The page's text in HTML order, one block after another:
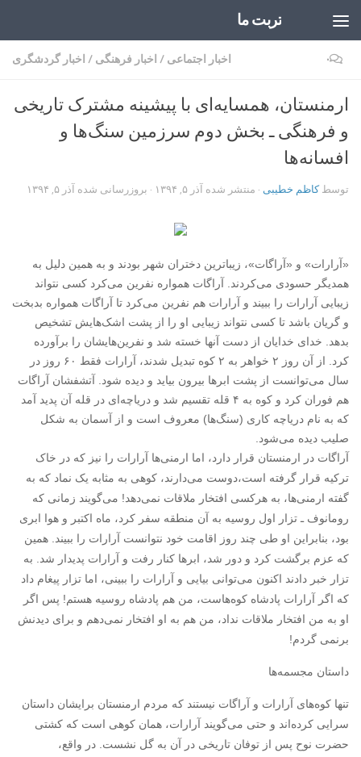
تربت ما
اخبار اجتماعی / اخبار فرهنگی / اخبار گردشگری ۰
ارمنستان، همسایه‌ای با پیشینه مشترک تاریخی
و فرهنگی ـ بخش دوم‏ سرزمین سنگ‌ها و
افسانه‌ها
توسطکاظم خطیبی · منتشر شده آذر ۵, ۱۳۹۴ · بروزرسانی شده آذر ۵, ۱۳۹۴
‏«آرارات» و «آراگات»، زیباترین دختران شهر بودند و به همین دلیل به
همدیگر حسودی می‌کردند. آراگات همواره نفرین می‌کرد کسی نتواند
زیبایی آرارات را ببیند و آرارات هم نفرین می‌کرد تا آراگات همواره بدبخت
و گریان باشد تا کسی نتواند زیبایی او را از پشت اشک‌هایش تشخیص
بدهد. خدای خدایان از دست آنها خسته شد و نفرین‌هایشان را برآورده
کرد. از آن روز ۲ خواهر به ۲ کوه تبدیل شدند، آرارات فقط ۶۰ روز در
سال می‌توانست از پشت ابرها بیرون بیاید و دیده شود. آتشفشان آراگات
هم فوران کرد و کوه به ۴ قله تقسیم شد و دریاچه‌ای در قله آن پدید آمد
که به نام دریاچه کاری (سنگ‌ها) معروف است و از آسمان به شکل
صلیب دیده می‌شود.
آراگات در ارمنستان قرار دارد، اما ارمنی‌ها آرارات را نیز که در خاک
ترکیه قرار گرفته است،دوست می‌دارند، کوهی به مثابه یک نماد که به
گفته ارمنی‌ها، به هرکسی افتخار ملاقات نمی‌دهد! می‌گویند زمانی که
رومانوف ـ تزار اول روسیه به آن منطقه سفر کرد، ماه اکتبر و هوا ابری
بود، بنابراین او طی چند روز اقامت خود نتوانست آرارات را ببیند. همین
که عزم برگشت کرد و دور شد، ابرها کنار رفت و آرارات پدیدار شد. به
تزار خبر دادند اکنون می‌توانی بیایی و آرارات را ببینی، اما تزار پیغام داد
که اگر آرارات پادشاه کوه‌هاست، من هم پادشاه روسیه هستم! پس اگر
او به من افتخار ملاقات نداد، من هم به او افتخار نمی‌دهم و برای دیدنش
برنمی گردم! ‏
داستان مجسمه‌ها
تنها کوه‌های آرارات و آراگات نیستند که مردم ارمنستان برایشان داستان
سرایی کرده‌اند و حتی می‌گویند آرارات، همان کوهی است که کشتی
حضرت نوح پس از توفان تاریخی در آن به گل نشست. در واقع،